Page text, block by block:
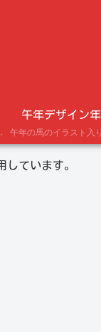
状テンプレート。
午年デザイン
ています。